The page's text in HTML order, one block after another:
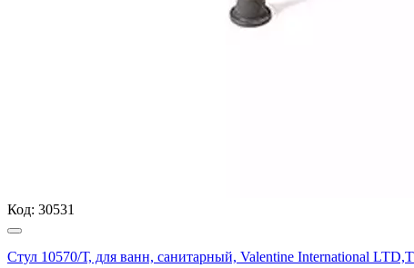
Код: 30531
Стул 10570/Т, для ванн, санитарный, Valentine International